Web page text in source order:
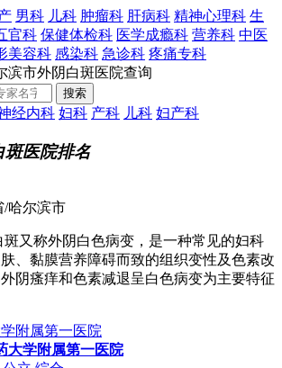
男科 儿科 肿瘤科 肝病科 精神心理科 生
官科 保健体检科 医学成瘾科 营养科 中医
美容科 感染科 急诊科 疼痛专科
滨市外阴白斑医院查询
经内科 妇科 产科 儿科 妇产科
斑医院排名
/哈尔滨市
斑又称外阴白色病变，是一种常见的妇科
、黏膜营养障碍而致的组织变性及色素改
阴瘙痒和色素减退呈白色病变为主要特征
大学附属第一医院